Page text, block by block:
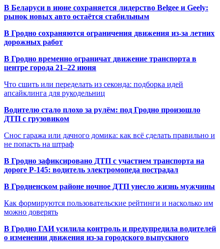
В Беларуси в июне сохраняется лидерство Belgee и Geely:
рынок новых авто остаётся стабильным
В Гродно сохраняются ограничения движения из-за летних
дорожных работ
В Гродно временно ограничат движение транспорта в
центре города 21–22 июня
Что сшить или переделать из секонда: подборка идей
апсайклинга для рукодельниц
Водителю стало плохо за рулём: под Гродно произошло
ДТП с грузовиком
Снос гаража или дачного домика: как всё сделать правильно и
не попасть на штраф
В Гродно зафиксировано ДТП с участием транспорта на
дороге Р-145: водитель электромопеда пострадал
В Гродненском районе ночное ДТП унесло жизнь мужчины
Как формируются пользовательские рейтинги и насколько им
можно доверять
В Гродно ГАИ усилила контроль и предупредила водителей
о изменении движения из-за городского выпускного